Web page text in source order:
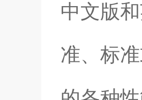
中文版
准、标